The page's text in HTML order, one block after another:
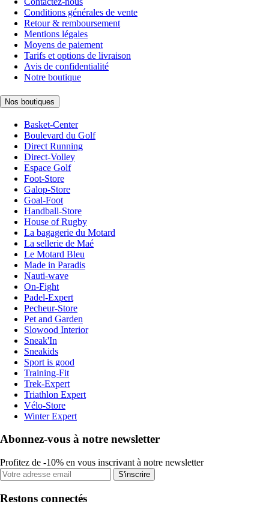
Conditions générales de vente
Retour & remboursement
Mentions légales
Moyens de paiement
Tarifs et options de livraison
Avis de confidentialité
Notre boutique
Nos boutiques
Basket-Center
Boulevard du Golf
Direct Running
Direct-Volley
Espace Golf
Foot-Store
Galop-Store
Goal-Foot
Handball-Store
House of Rugby
La bagagerie du Motard
La sellerie de Maé
Le Motard Bleu
Made in Paradis
Nauti-wave
On-Fight
Padel-Expert
Pecheur-Store
Pet and Garden
Slowood Interior
Sneak'In
Sneakids
Sport is good
Training-Fit
Trek-Expert
Triathlon Expert
Vélo-Store
Winter Expert
Abonnez-vous à notre newsletter
Profitez de -10% en vous inscrivant à notre newsletter
S'inscrire
Restons connectés